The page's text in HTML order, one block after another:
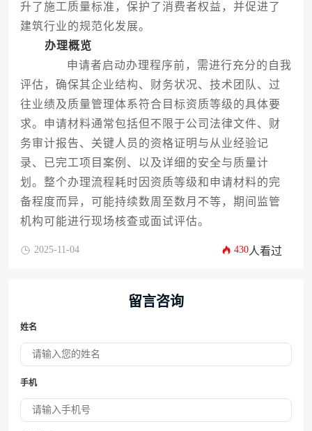
升了施工质量标准，保护了消费者权益，并促进了
建筑行业的规范化发展。
办理概览
申请者启动办理程序前，需进行充分的自我
评估，确保其企业结构、财务状况、技术团队、过
往业绩及质量管理体系符合目标资质等级的具体要
求。申请材料通常包括但不限于公司法律文件、财
务审计报告、关键人员的资格证明与从业经验记
录、已完工项目案例、以及详细的安全与质量计
划。整个办理流程耗时因资质等级和申请材料的完
备程度而异，可能持续数周至数月不等，期间监管
机构可能进行现场核查或面试评估。
2025-11-04 430人看过
留言咨询
姓名
手机